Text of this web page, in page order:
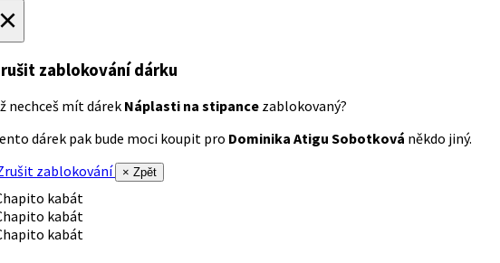
zablokování dárku
nechceš mít dárek Náplasti na stipance zablokovaný?
dárek pak bude moci koupit pro Dominika Atigu Sobotková někdo jiný.
zablokování
× Zpět